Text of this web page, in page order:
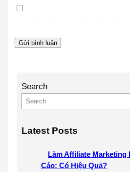
Search
Latest Posts
Làm Affiliate Marketing
Cáo: Có Hiệu Quả?